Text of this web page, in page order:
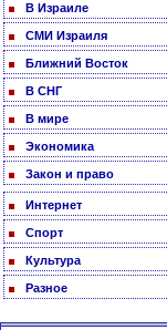
В Израиле
СМИ Израиля
Ближний Восток
В СНГ
В мире
Экономика
Закон и право
Интернет
Спорт
Культура
Разное